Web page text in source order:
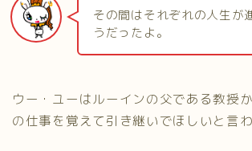
その間はそれぞれの人生が
うだったよ。
ウー・ユーはルーインの父である教授
の仕事を覚えて引き継いでほしいと言